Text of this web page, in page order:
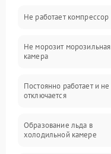
Электропитание
Дренаж
Не работает компрессор
Не морозит морозильная
камера
Постоянно работает и не
отключается
Образование льда в
холодильной камере